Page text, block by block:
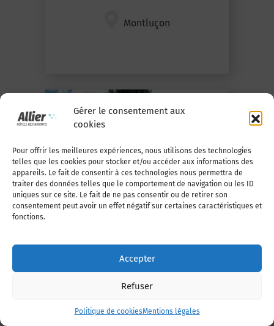
Gérer le consentement aux
cookies
Pour offrir les meilleures expériences, nous utilisons des technologies
telles que les cookies pour stocker et/ou accéder aux informations des
appareils. Le fait de consentir à ces technologies nous permettra de
traiter des données telles que le comportement de navigation ou les ID
uniques sur ce site. Le fait de ne pas consentir ou de retirer son
consentement peut avoir un effet négatif sur certaines caractéristiques et
fonctions.
Accepter
Refuser
Politique de cookiesMentions légales
Montluçon
Moulins
dès14,50
En savoir +